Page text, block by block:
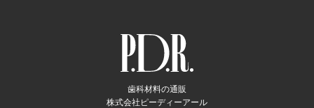
歯科材料の通販
株式会社ピーディーアール